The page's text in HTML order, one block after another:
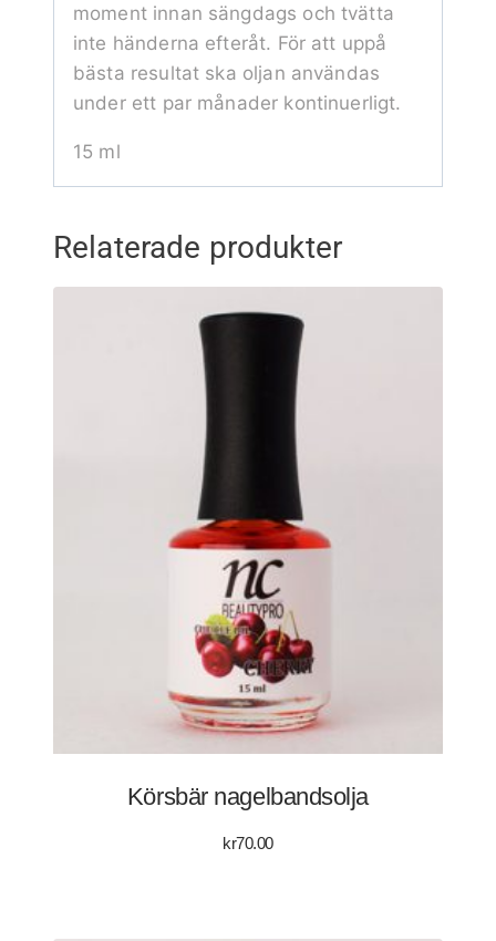
moment innan sängdags och tvätta
inte händerna efteråt. För att uppå
bästa resultat ska oljan användas
under ett par månader kontinuerligt.
15 ml
Relaterade produkter
Körsbär nagelbandsolja
kr70.00